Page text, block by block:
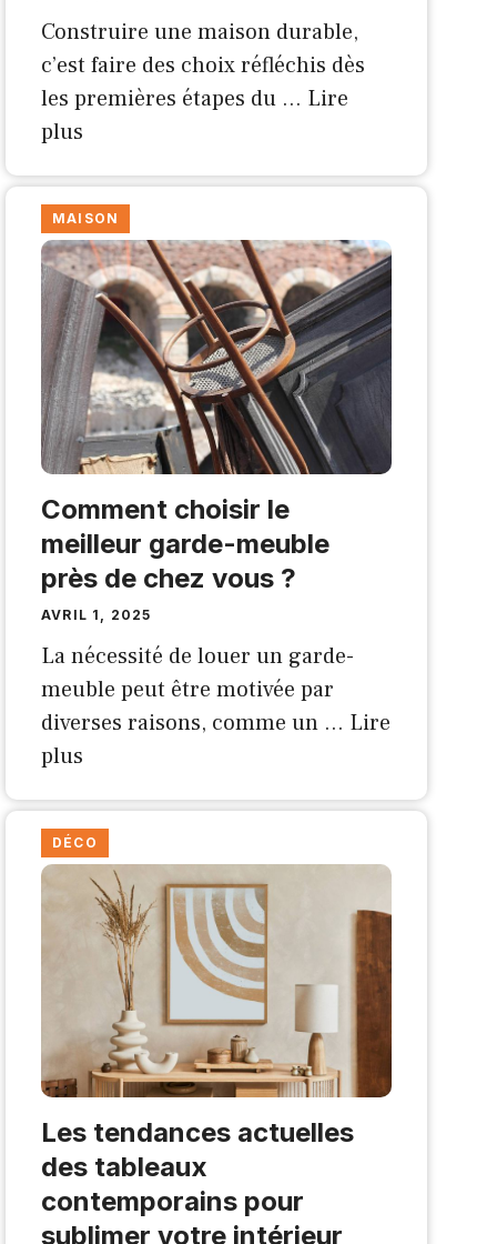
Construire une maison durable,
c’est faire des choix réfléchis dès
les premières étapes du … Lire
plus
MAISON
Comment choisir le
meilleur garde-meuble
près de chez vous ?
AVRIL 1, 2025
La nécessité de louer un garde-
meuble peut être motivée par
diverses raisons, comme un … Lire
plus
DÉCO
Les tendances actuelles
des tableaux
contemporains pour
sublimer votre intérieur